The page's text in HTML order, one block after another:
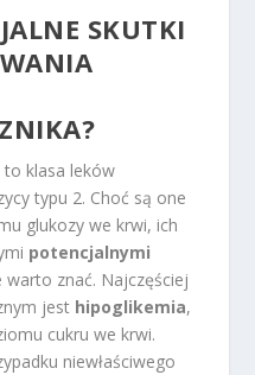
SKUTKI
klasa leków
typu 2. Choć są one
glukozy we krwi, ich
potencjalnymi
warto znać. Najczęściej
jest hipoglikemia,
cukru we krwi.
niewłaściwego